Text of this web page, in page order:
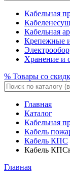
Кабельная
Кабельная
Крепежные
Хранение и
% Товары со
Главная
Каталог
Кабельная
Кабель
Кабель КПС
Кабель
Главная